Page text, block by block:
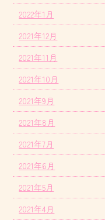
2022年1月
2021年12月
2021年11月
2021年10月
2021年9月
2021年8月
2021年7月
2021年6月
2021年5月
2021年4月